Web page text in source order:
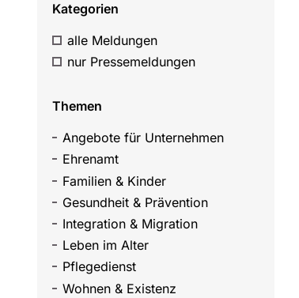
Kategorien
alle Meldungen
nur Pressemeldungen
Themen
Angebote für Unternehmen
Ehrenamt
Familien & Kinder
Gesundheit & Prävention
Integration & Migration
Leben im Alter
Pflegedienst
Wohnen & Existenz